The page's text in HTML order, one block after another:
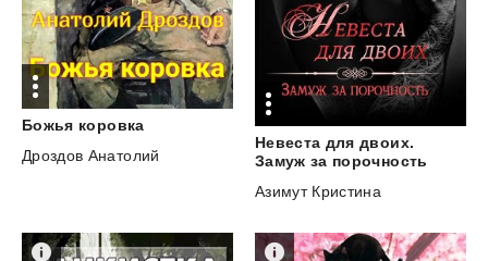
Божья коровка
Дроздов Анатолий
Невеста для двоих.
Замуж за порочность
Азимут Кристина